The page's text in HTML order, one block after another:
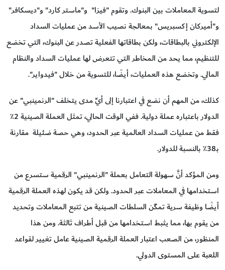
لتسوية المعاملات بين البنوك. وتقوم "فيزا" و"ماستر كارد" و"ديسكافر"
و"أميركان إكسبريس" بمعالجة نصيب الأسد من عمليات السداد
الإلكتروني بالبطاقات، ولكن بطاقاتها الفعلية تصدر عن البنوك، التي تخضع
للتنظيم، مما يحد من المخاطر التي تتعرض لها عمليات السداد والنظام
المالي. وتخضع هذه العمليات، أيضًا، للتسوية من خلال "فيدواير".
كذلك، من المهم أن نضع في اعتبارنا إلى أيِّ مدى يتخلف "الرنمينبي" عن
الدولار باعتباره عملة دولية. ففي الوقت الحالي، تمثل العملة الصينية 2٪
فقط من عمليات السداد العالمية عبر الحدود، وهي حصة ضئيلة مقارنة
بـ38٪ بالنسبة للدولار.
ومن المؤكد أنَّ سهولة التعامل بعملة "الرنمينبي" الرقمية ستسرع من
استخدامها في المعاملات عبر الحدود. ولكن قد يكون لهذه العملة الرقمية
أيضًا وظيفة سرية تمكّن السلطات الصينية من تتبع المعاملات وتحديد
من يقوم بها، مما يثبط استخدامها من قبل أطراف ثالثة. ومن هذا
المنظور، من الصعب اعتبار العملة الرقمية الصينية عامل تغيير لقواعد
اللعبة على المستوى الدولي.